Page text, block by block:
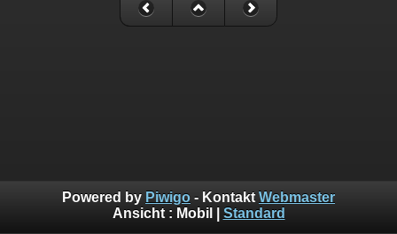
Powered by Piwigo - Kontakt Webmaster
Ansicht : Mobil Standard